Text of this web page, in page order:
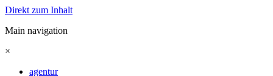
Direkt zum Inhalt
Main navigation
×
agentur